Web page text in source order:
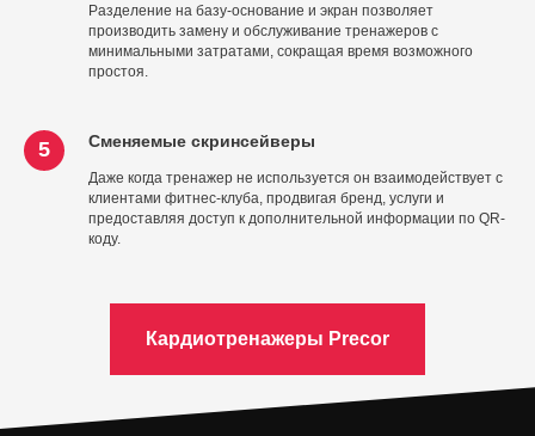
Разделение на базу-основание и экран позволяет
производить замену и обслуживание тренажеров с
минимальными затратами, сокращая время возможного
простоя.
5 Сменяемые скринсейверы
Даже когда тренажер не используется он взаимодействует с
клиентами фитнес-клуба, продвигая бренд, услуги и
предоставляя доступ к дополнительной информации по QR-
коду.
Кардиотренажеры Precor